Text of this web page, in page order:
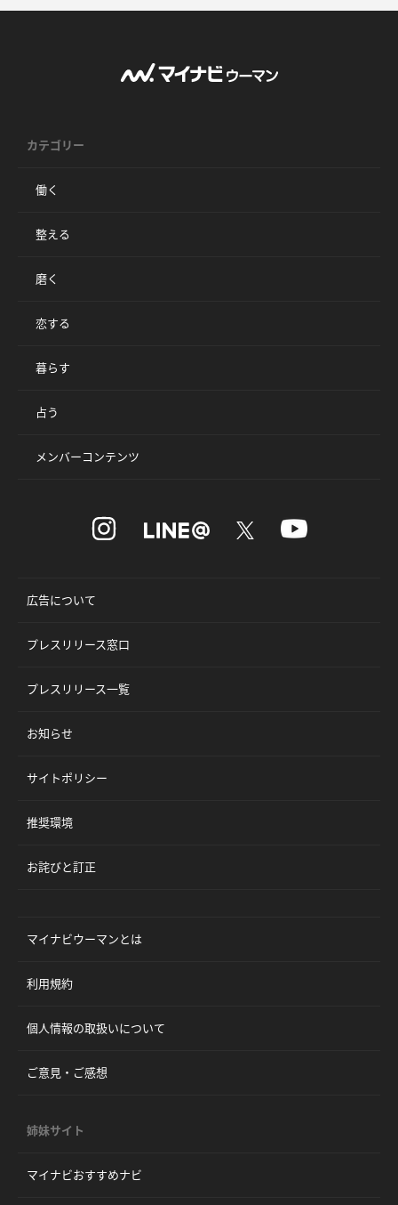
カテゴリー
働く
整える
磨く
恋する
暮らす
占う
メンバーコンテンツ
広告について
プレスリリース窓口
プレスリリース一覧
お知らせ
サイトポリシー
推奨環境
お詫びと訂正
マイナビウーマンとは
利用規約
個人情報の取扱いについて
ご意見・ご感想
姉妹サイト
マイナビおすすめナビ